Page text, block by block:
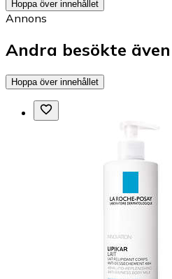
Hoppa över innehållet
Annons
Andra besökte även
Hoppa över innehållet